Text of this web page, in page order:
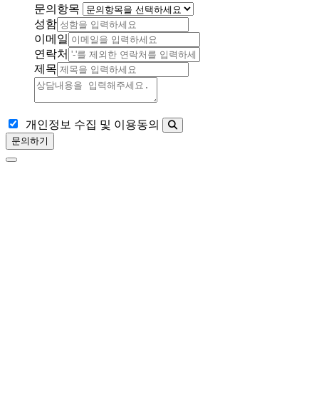
문의항목
성함
이메일
연락처
제목
개인정보 수집 및 이용동의
문의하기